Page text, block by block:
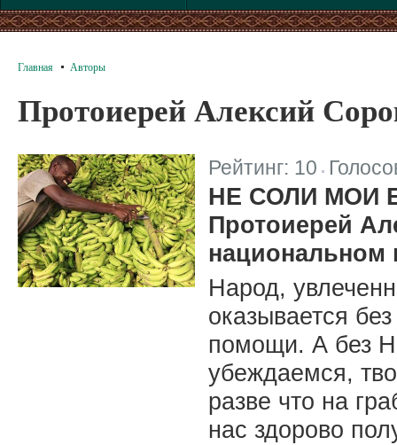
Главная Авторы
Протоиерей Алексий
Рейтинг: 10
НЕ СОЛИ МОИ
Протоиерей
национальном
Народ,
оказывается
помощи. А без
убеждаемся,
разве что на
нас здорово